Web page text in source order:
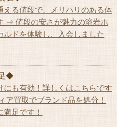
る値段で、メリハリのある体
⇒ 値段の安さが魅力の溶岩ホ
ルドを体験し、入会しました
◆
も有効！詳しくはこちらです
ア買取でブランド品を処分！
足です！